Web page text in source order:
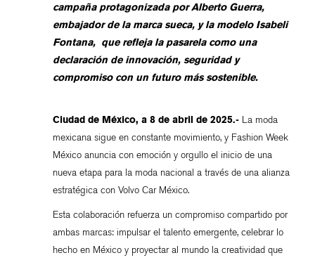
campaña protagonizada por Alberto Guerra,
embajador de la marca sueca, y la modelo Isabeli
Fontana, ​ que refleja la pasarela como una
declaración de innovación, seguridad y
compromiso con un futuro más sostenible.
Ciudad de México, a 8 de abril de 2025.-La moda
mexicana sigue en constante movimiento, y Fashion Week
México anuncia con emoción y orgullo el inicio de una
nueva etapa para la moda nacional a través de una alianza
estratégica con Volvo Car México.
Esta colaboración refuerza un compromiso compartido por
ambas marcas: impulsar el talento emergente, celebrar lo
hecho en México y proyectar al mundo la creatividad que